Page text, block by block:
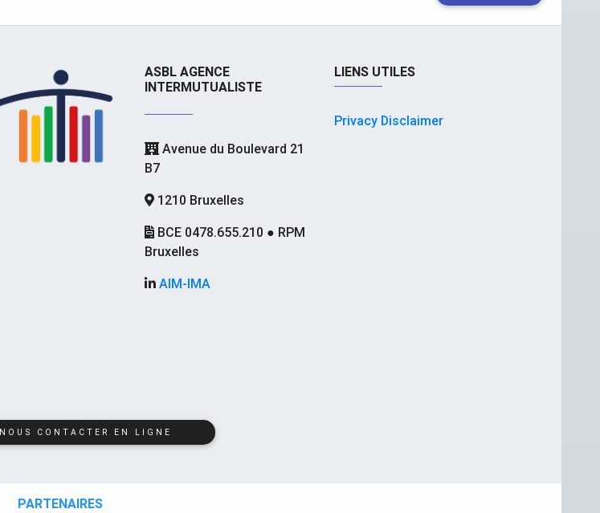
ASBL AGENCE
INTERMUTUALISTE
Avenue du Boulevard 21
B7
1210 Bruxelles
BCE 0478.655.210 ● RPM
Bruxelles
AIM-IMA
LIENS UTILES
Privacy Disclaimer
NOUS CONTACTER EN LIGNE
PARTENAIRES